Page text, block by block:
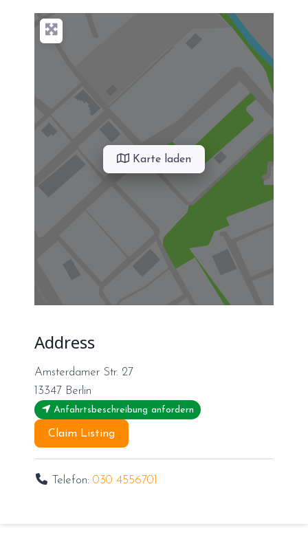
Karte laden
Address
Amsterdamer Str. 27
13347 Berlin
Anfahrtsbeschreibung anfordern
Claim Listing
Telefon:030 4556701